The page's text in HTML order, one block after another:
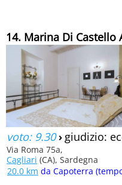
14. Marina Di Castello
voto: 9.30› giudizio:
Via Roma 75a,
Cagliari (CA), Sardegna
20.0 km da Capoterra